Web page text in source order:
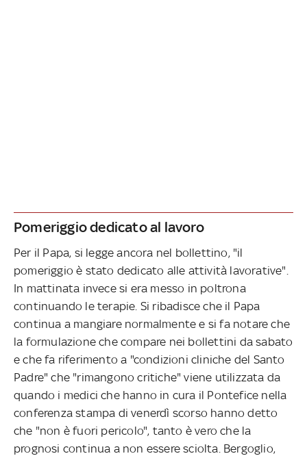
Pomeriggio dedicato al lavoro
Per il Papa, si legge ancora nel bollettino, "il
pomeriggio è stato dedicato alle attività lavorative".
In mattinata invece si era messo in poltrona
continuando le terapie. Si ribadisce che il Papa
continua a mangiare normalmente e si fa notare che
la formulazione che compare nei bollettini da sabato
e che fa riferimento a "condizioni cliniche del Santo
Padre" che "rimangono critiche" viene utilizzata da
quando i medici che hanno in cura il Pontefice nella
conferenza stampa di venerdì scorso hanno detto
che "non è fuori pericolo", tanto è vero che la
prognosi continua a non essere sciolta. Bergoglio,